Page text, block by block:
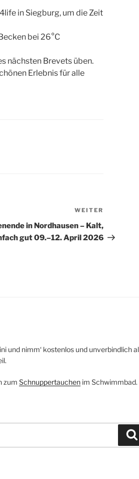
in Siegburg, um die Zeit
bei 26°C
nächsten Brevets üben.
Erlebnis für alle
WEITER
in Nordhausen – Kalt,
gut 09.–12. April 2026
und nimm‘ kostenlos und unverbindlich
zum Schnuppertauchenim Schwimmbad.